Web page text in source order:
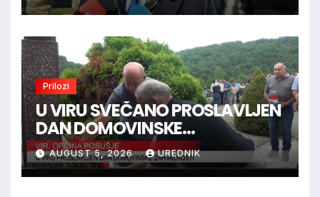
Bršadina
Prilozi
U VIRU SVEČANO PROSLAVLJEN
DAN DOMOVINSKE
ZAHVALNOSTI
AUGUST 5, 2026 UREDNIK